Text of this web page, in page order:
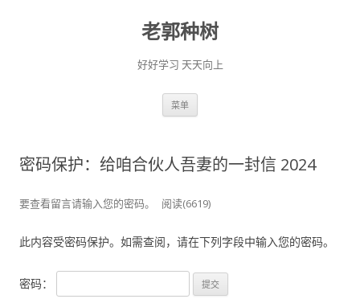
老郭种树
好好学习 天天向上
菜单
密码保护：给咱合伙人吾妻的一封信 2024
要查看留言请输入您的密码。 阅读(6619)
此内容受密码保护。如需查阅，请在下列字段中输入您的密码。
密码：